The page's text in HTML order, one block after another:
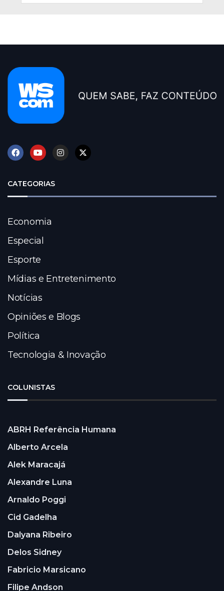
CATEGORIAS
Economia
Especial
Esporte
Mídias e Entretenimento
Notícias
Opiniões e Blogs
Política
Tecnologia & Inovação
COLUNISTAS
ABRH Referência Humana
Alberto Arcela
Alek Maracajá
Alexandre Luna
Arnaldo Poggi
Cid Gadelha
Dalyana Ribeiro
Delos Sidney
Fabricio Marsicano
Filipe Andson